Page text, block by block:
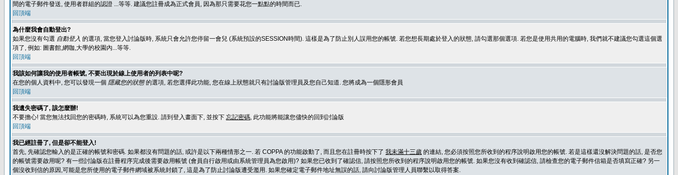
間的電子郵件發送, 使用者群組的認證 ...等等. 建議您註冊成為正式會員, 因為那只需要花您一點點的時間而已.
回頂端
為什麼我會自動登出?
如果您沒有勾選 自動登入 的選項, 當您登入討論版時, 系統只會允許您停留一會兒 (系統預設的SESSION時間). 這樣是為了防止別人誤用您的帳號. 若您想長期處於登入的狀態, 請勾選那個選項. 若您是使用共用的電腦時, 我們就不建議您勾選這個選
項了, 例如: 圖書館,網咖,大學的校園內...等等.
回頂端
我該如何讓我的使用者帳號, 不要出現於線上使用者的列表中呢?
在您的個人資料中, 您可以發現一個 隱藏您的狀態的選項, 若您選擇此功能, 您在線上狀態就只有討論版管理員及您自己知道. 您將成為一個隱形會員
回頂端
我遺失密碼了, 該怎麼辦!
不要擔心! 當您無法找回您的密碼時, 系統可以為您重設. 請到登入畫面下, 並按下 忘記密碼, 此功能將能讓您儘快的回到討論版
回頂端
我已經註冊了, 但是卻不能登入!
首先, 先確認您輸入的是正確的帳號和密碼. 如果都沒有問題的話, 或許是以下兩種情形之一. 若 COPPA 的功能啟動了, 而且您在註冊時按下了 我未滿十三歲 的連結, 您必須按照您所收到的程序說明啟用您的帳號. 若是這樣還沒解決問題的話, 是否您
的帳號需要啟用呢? 有一些討論版在註冊程序完成後需要啟用帳號 (會員自行啟用或由系統管理員為您啟用)? 如果您已收到了確認信, 請按照您所收到的程序說明啟用您的帳號. 如果您沒有收到確認信, 請檢查您的電子郵件信箱是否填寫正確? 另一
個沒收到信的原因,可能是您所使用的電子郵件網域被系統封鎖了, 這是為了防止討論版遭受濫用. 如果您確定電子郵件地址無誤的話, 請向討論版管理人員聯繫以取得答案.